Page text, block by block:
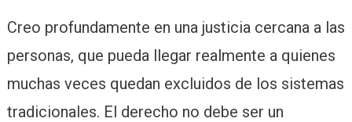
Creo profundamente en una justicia cercana a las
personas, que pueda llegar realmente a quienes
muchas veces quedan excluidos de los sistemas
tradicionales. El derecho no debe ser un